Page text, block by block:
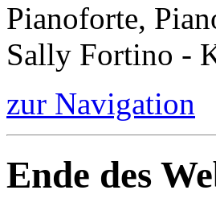
Pianoforte,
Sally Fortino -
zur Navigation
Ende des